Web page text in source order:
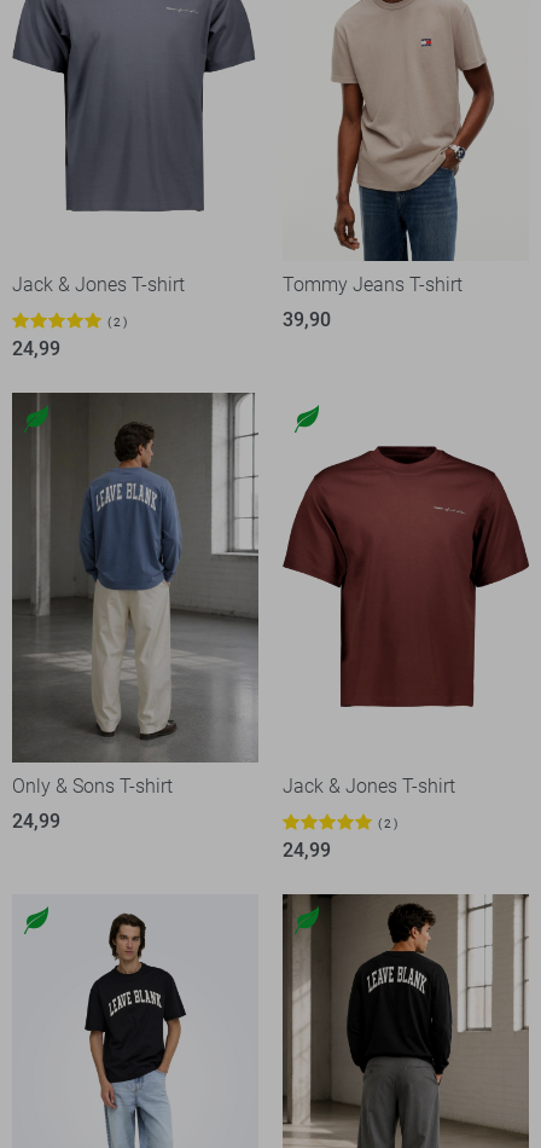
Jack & Jones T-shirt
2
24,99
Tommy Jeans T-shirt
39,90
Only & Sons T-shirt
24,99
Jack & Jones T-shirt
2
24,99